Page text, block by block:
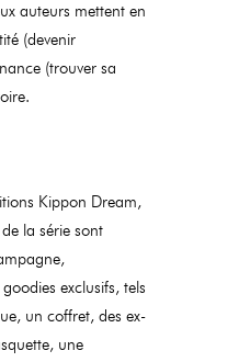
auteurs mettent en
(devenir
(trouver sa
Kippon Dream,
la série sont
exclusifs, tels
un coffret, des ex-
une